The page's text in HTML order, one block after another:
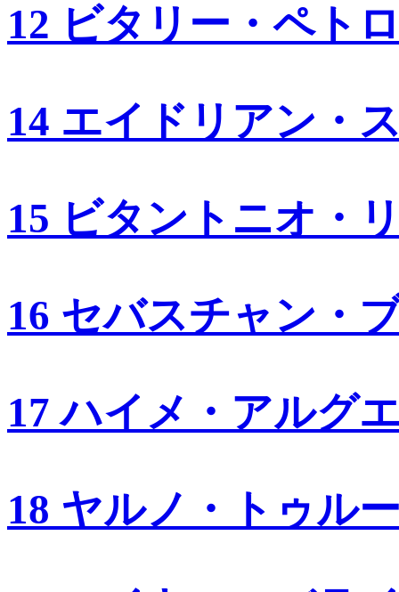
12 ビタリー・ペト
14 エイドリアン・
15 ビタントニオ・
16 セバスチャン・
17 ハイメ・アルグ
18 ヤルノ・トゥル